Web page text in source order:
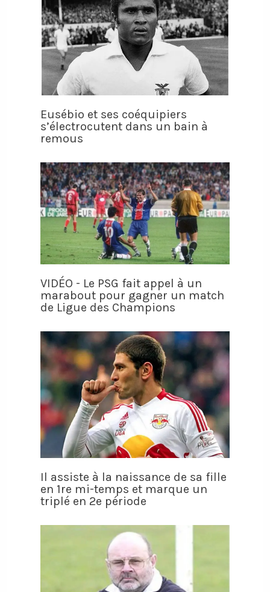
Eusébio et ses coéquipiers
s’électrocutent dans un bain à
remous
VIDÉO - Le PSG fait appel à un
marabout pour gagner un match
de Ligue des Champions
Il assiste à la naissance de sa fille
en 1re mi-temps et marque un
triplé en 2e période